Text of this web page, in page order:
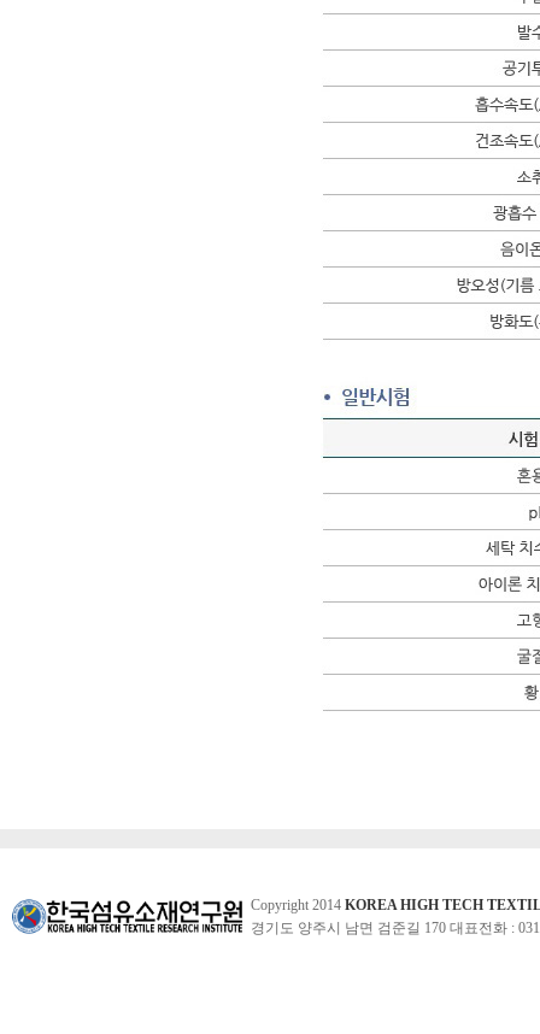
Copyright 2014 KOREA HIGH TECH
경기도 양주시 남면 검준길 170 대표전화 :